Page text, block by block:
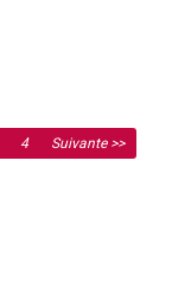
4 Suivante >>